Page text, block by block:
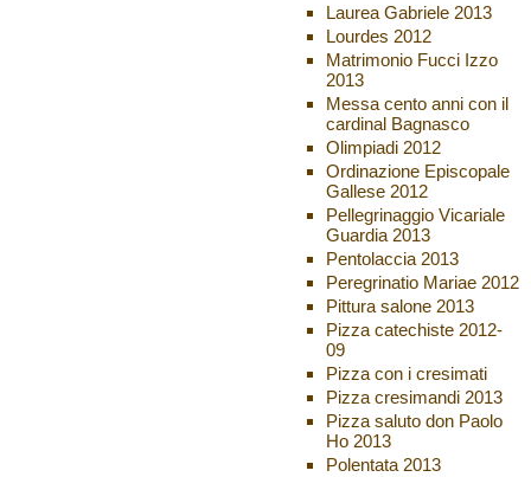
Laurea Gabriele 2013
Lourdes 2012
Matrimonio Fucci Izzo
2013
Messa cento anni con il
cardinal Bagnasco
Olimpiadi 2012
Ordinazione Episcopale
Gallese 2012
Pellegrinaggio Vicariale
Guardia 2013
Pentolaccia 2013
Peregrinatio Mariae 2012
Pittura salone 2013
Pizza catechiste 2012-
09
Pizza con i cresimati
Pizza cresimandi 2013
Pizza saluto don Paolo
Ho 2013
Polentata 2013